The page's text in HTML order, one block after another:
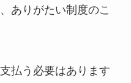
ありがたい制度のこ
払う必要はあります